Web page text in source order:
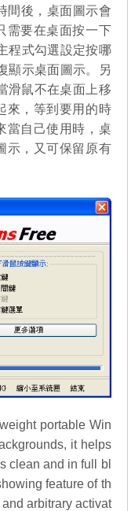
間後，桌面圖示會
需要在桌面按一下
程式勾選設定按哪
顯示桌面圖示。另
滑鼠不在桌面上移
來，等到要用的時
當自己使用時，桌
示，又可保留原有
portable Win
it helps
clean and in full bl
feature of th
arbitrary activat